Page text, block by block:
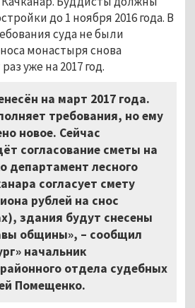
до 1 ноября 2016 года. В
суда не были
монастыря снова
уже на 2017 год.
на март 2017 года.
требования, но ему
новое. Сейчас
согласование сметы на
департамент лесного
согласует смету
рублей на снос
здания будут снесены
общины», – сообщил
начальник
отдела судебных
Помещенко.